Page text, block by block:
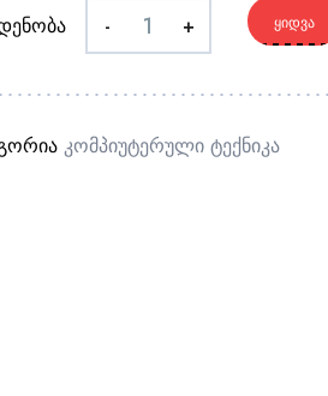
- + ᲧᲘᲓᲕᲐ
Კომპიუტერული Ტექნიკა